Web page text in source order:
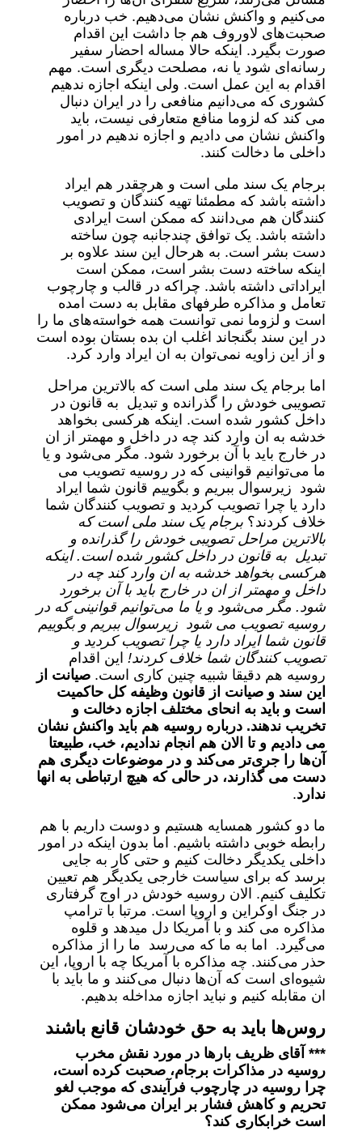
می‌کنیم و واکنش نشان می‌دهیم. خب درباره
صحبت‌های لاوروف هم جا داشت این اقدام
صورت بگیرد. اینکه حالا مساله احضار سفیر
رسانه‌ای شود یا نه، مصلحت دیگری است. مهم
اقدام به این عمل است. ولی اینکه اجازه ندهیم
کشوری که می‌دانیم منافعی را در ایران دنبال
می کند که لزوما منافع متعارفی نیست، باید
واکنش نشان می دادیم و اجازه ندهیم در امور
داخلی ما دخالت کنند.
برجام یک سند ملی است و هرچقدر هم ایراد
داشته باشد که مطمئنا تهیه کنندگان و تصویب
کنندگان هم می‌دانند که ممکن است ایرادی
داشته باشد. یک توافق چندجانبه چون ساخته
دست بشر است. به هرحال این سند علاوه بر
اینکه ساخته دست بشر است، ممکن است
ایراداتی داشته باشد. چراکه در قالب و چارچوب
تعامل و مذاکره طرفهای مقابل به دست امده
است و لزوما نمی توانست همه خواسته‌های ما را
در این سند بگنجاند اغلب ان بده بستان بوده است
و از این زاویه نمی‌توان به ان ایراد وارد کرد.
اما برجام یک سند ملی است که بالاترین مراحل
تصویبی خودش را گذرانده و تبدیل به قانون در
داخل کشور شده است. اینکه هرکسی بخواهد
خدشه به ان وارد کند چه در داخل و مهمتر از ان
در خارج باید با آن برخورد شود. مگر می‌شود و یا
ما می‌توانیم قوانینی که در روسیه تصویب می
شود زیرسوال ببریم و بگوییم قانون شما ایراد
دارد یا چرا تصویب کردید و تصویب کنندگان شما
خلاف کردند؟ برجام یک سند ملی است که
بالاترین مراحل تصویبی خودش را گذرانده و
تبدیل به قانون در داخل کشور شده است. اینکه
هرکسی بخواهد خدشه به ان وارد کند چه در
داخل و مهمتر از ان در خارج باید با آن برخورد
شود. مگر می‌شود و یا ما می‌توانیم قوانینی که در
روسیه تصویب می شود زیرسوال ببریم و بگوییم
قانون شما ایراد دارد یا چرا تصویب کردید و
تصویب کنندگان شما خلاف کردند! این اقدام
روسیه هم دقیقا شبیه چنین کاری است. صیانت از
این سند و صیانت از قانون وظیفه کل حاکمیت
است و باید به انحای مختلف اجازه دخالت و
تخریب ندهند. درباره روسیه هم باید واکنش نشان
می دادیم و تا الان هم انجام ندادیم، خب، طبیعتا
آن‌ها را جری‌تر می‌کند و در موضوعات دیگری هم
دست می گذارند، در حالی که هیچ ارتباطی به انها
ندارد.
ما دو کشور همسایه هستیم و دوست داریم با هم
رابطه خوبی داشته باشیم. اما بدون اینکه در امور
داخلی یکدیگر دخالت کنیم و حتی کار به جایی
برسد که برای سیاست خارجی یکدیگر هم تعیین
تکلیف کنیم. الان روسیه خودش در اوج گرفتاری
در جنگ اوکراین و اروپا است. مرتبا با ترامپ
مذاکره می کند و با آمریکا دل میدهد و قلوه
می‌گیرد. اما به ما که می‌رسد ما را از مذاکره
حذر می‌کنند. چه مذاکره با آمریکا چه با اروپا، این
شیوه‌ای است که آن‌ها دنبال می‌کنند و ما باید با
ان مقابله کنیم و نباید اجازه مداخله بدهیم.
روس‌ها باید به حق خودشان قانع باشند
*** آقای ظریف بارها در مورد نقش مخرب
روسیه در مذاکرات برجام، صحبت کرده است،
چرا روسیه در چارچوب فرآیندی که موجب لغو
تحریم و کاهش فشار بر ایران می‌شود ممکن
است خرابکاری کند؟